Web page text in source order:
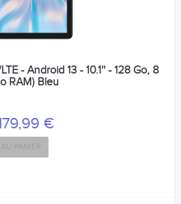
- Android 13 - 10.1'' - 128 Go, 8
RAM) Bleu
€
PANIER